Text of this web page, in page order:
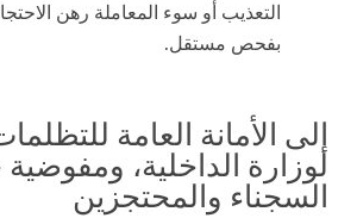
التعذيب أو سوء المعاملة رهن
بفحص مستقل.
إلى الأمانة العامة
لوزارة الداخلية،
السجناء والمحتجزين